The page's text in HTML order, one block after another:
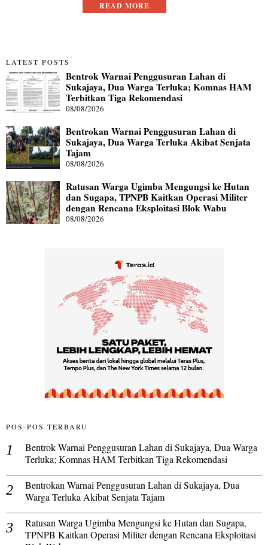
READ MORE
LATEST POSTS
Bentrok Warnai Penggusuran Lahan di
Sukajaya, Dua Warga Terluka; Komnas HAM
Terbitkan Tiga Rekomendasi
08/08/2026
Bentrokan Warnai Penggusuran Lahan di
Sukajaya, Dua Warga Terluka Akibat Senjata
Tajam
08/08/2026
Ratusan Warga Ugimba Mengungsi ke Hutan
dan Sugapa, TPNPB Kaitkan Operasi Militer
dengan Rencana Eksploitasi Blok Wabu
08/08/2026
POS-POS TERBARU
Bentrok Warnai Penggusuran Lahan di Sukajaya, Dua Warga
Terluka; Komnas HAM Terbitkan Tiga Rekomendasi
Bentrokan Warnai Penggusuran Lahan di Sukajaya, Dua
Warga Terluka Akibat Senjata Tajam
Ratusan Warga Ugimba Mengungsi ke Hutan dan Sugapa,
TPNPB Kaitkan Operasi Militer dengan Rencana Eksploitasi